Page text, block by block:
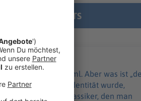
ANDERE PODCASTS
der Macht: Der Kreml. Aber was ist
der russischen Identität wurde,
teuren Modeklassiker, den man